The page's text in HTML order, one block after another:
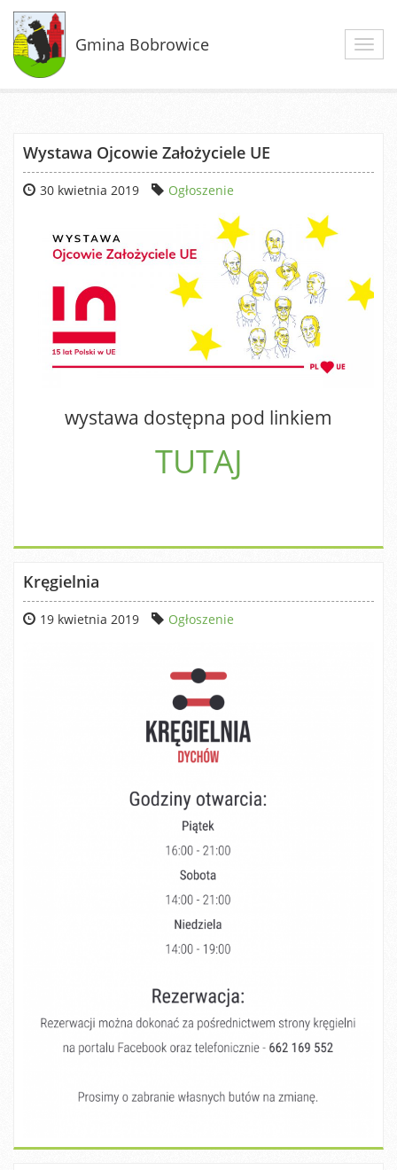
Gmina Bobrowice
Wystawa Ojcowie Założyciele UE
30 kwietnia 2019 Ogłoszenie
wystawa dostępna pod linkiem
TUTAJ
Kręgielnia
19 kwietnia 2019 Ogłoszenie